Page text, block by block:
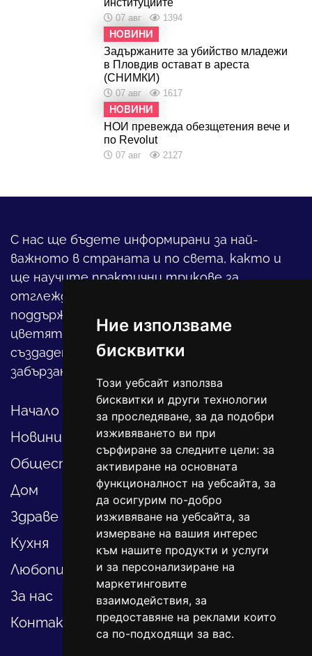
Ние използваме
бисквитки
Този уебсайт използва
бисквитки и други технологии
за проследяване, за да подобри
изживяването ви при
сърфиране за следните цели: за
активиране на основната
функционалност на уебсайта, за
да осигурим по-добро
изживяване на уебсайта, за
измерване на вашия интерес
към нашите продукти и услуги
и за персонализиране на
маркетинговите
взаимодействия, за
предоставяне на реклами които
са по-подходящи за вас.
07 авг 1394
НОВИНИ
Задържаните за убийство младежи
в Пловдив остават в ареста
(СНИМКИ)
07 авг 1617
НОВИНИ
НОИ превежда обезщетения вече и
по Revolut
07 авг 2127
С нас ще бъдете информирани за най-
важното в страната и по света, както и
ще научите практични трикове за
отглеждането на детето, за
поддържането на дома и градината,
цветята, интериора и, въобще, как да
създадете своя уютен оазис в този така
забързан свят.
Начало
Новини
Общество
Дом
Здраве
Кухня
Любопитно
За нас
Контакти